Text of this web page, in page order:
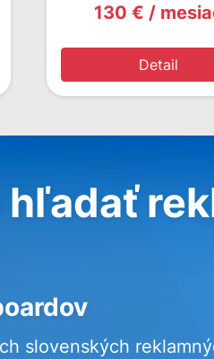
130 € /
Detail
hľadať
slovenských